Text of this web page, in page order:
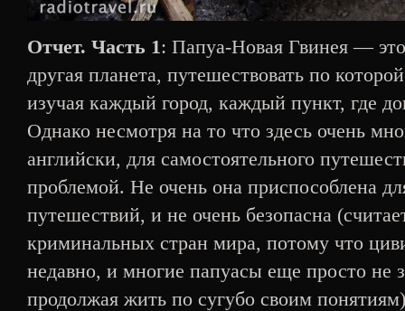
Отчет. Часть 1: Папуа-Новая Гвинея — это
другая планета, путешествовать по
изучая каждый город, каждый пункт, где
Однако несмотря на то что здесь очень
английски, для самостоятельного
проблемой. Не очень она приспособлена
путешествий, и не очень безопасна
криминальных стран мира, потому что
недавно, и многие папуасы еще просто не
продолжая жить по сугубо своим